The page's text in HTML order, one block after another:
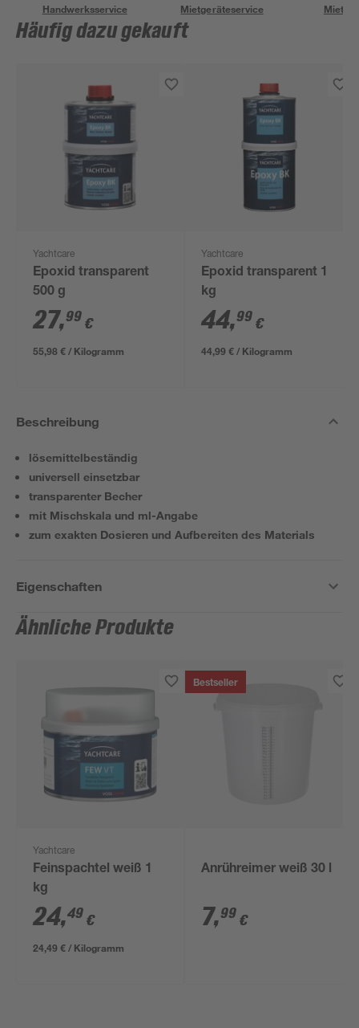
Handwerksservice Mietgeräteservice
Häufig dazu gekauft
Yachtcare
Epoxid transparent
500 g
27,99 €
55,98 € / Kilogramm
Yachtcare
Epoxid transparent 1
kg
44,99 €
44,99 € / Kilogramm
Beschreibung
lösemittelbeständig
universell einsetzbar
transparenter Becher
mit Mischskala und ml-Angabe
zum exakten Dosieren und Aufbereiten des Materials
Eigenschaften
Ähnliche Produkte
Yachtcare
Feinspachtel weiß 1
kg
24,49 €
24,49 € / Kilogramm
Bestseller
Anrühreimer weiß 30 l
7,99 €